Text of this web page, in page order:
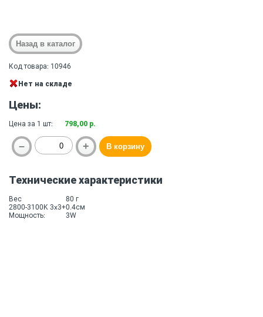
Код товара: 10946
Нет на складе
Цены:
Цена за 1 шт: 798,00 р.
Технические характеристики
Вес
80 г
2800-3100K 3x3+0.4см
Мощность:
3W